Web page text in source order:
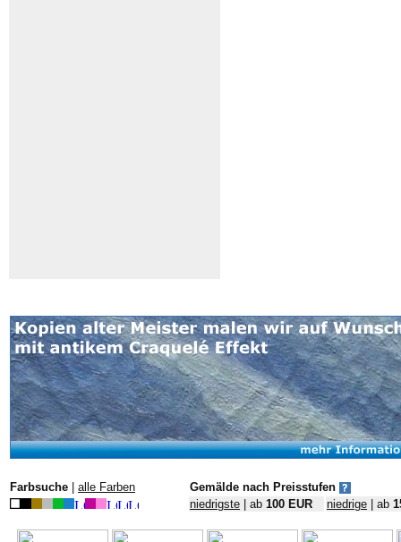
Farbsuche alle Farben
Gemälde nach Preisstufen
niedrigste | ab 100 EUR niedrige | ab